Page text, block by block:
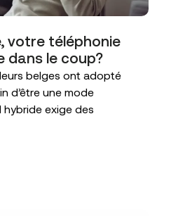
votre téléphonie
dans le coup?
belges ont adopté
d’être une mode
hybride exige des